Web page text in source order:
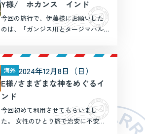
んにタージマハルに行きたい」 […]
Y様/ ホカンス インド
今回の旅行で、伊藤様にお願いした
のは、『ガンジス川とタージマハル
提案いただき、とても良いコースを
組んでもらえました。 提案 […]
海外 2024年12月8日（日）
E様/さまざまな神をめぐるイ
ンド
今回初めて利用させてもらいまし
た。 女性のひとり旅で治安に不安の